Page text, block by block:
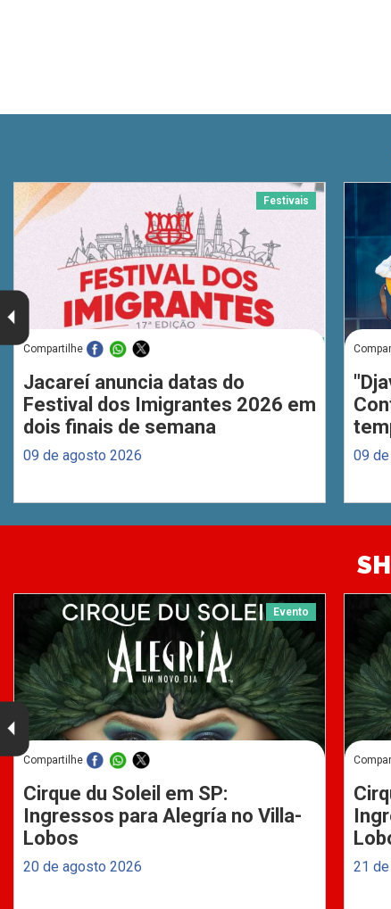
Festivais
Compartilhe
Jacareí anuncia datas do
Festival dos Imigrantes 2026 em
dois finais de semana
09 de agosto 2026 09
Evento
Compartilhe
Cirque du Soleil em SP:
Ingressos para Alegría no Villa-
Lobos
20 de agosto 2026 21